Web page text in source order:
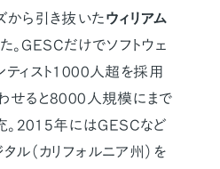
から引き抜いたウィリアム
。GESCだけでソフトウェ
ティスト1000人超を採用
せると8000人規模にまで
。2015年にはGESCなど
ル（カリフォルニア州）を